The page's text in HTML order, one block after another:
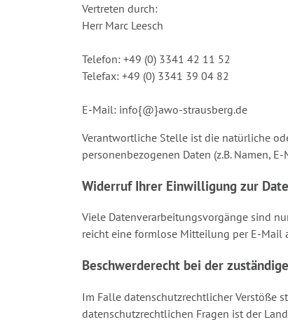
Vertreten durch:
Herr Marc Leesch
Telefon: +49 (0) 3341 42 11 52
Telefax: +49 (0) 3341 39 04 82
E-Mail: info{@}awo-strausberg.de
Verantwortliche Stelle ist die natürliche
personenbezogenen Daten (z.B. Namen,
Widerruf Ihrer Einwilligung zur
Viele Datenverarbeitungsvorgänge sind
reicht eine formlose Mitteilung per E-Mail
Beschwerderecht bei der
Im Falle datenschutzrechtlicher Verstöße
datenschutzrechtlichen Fragen ist der